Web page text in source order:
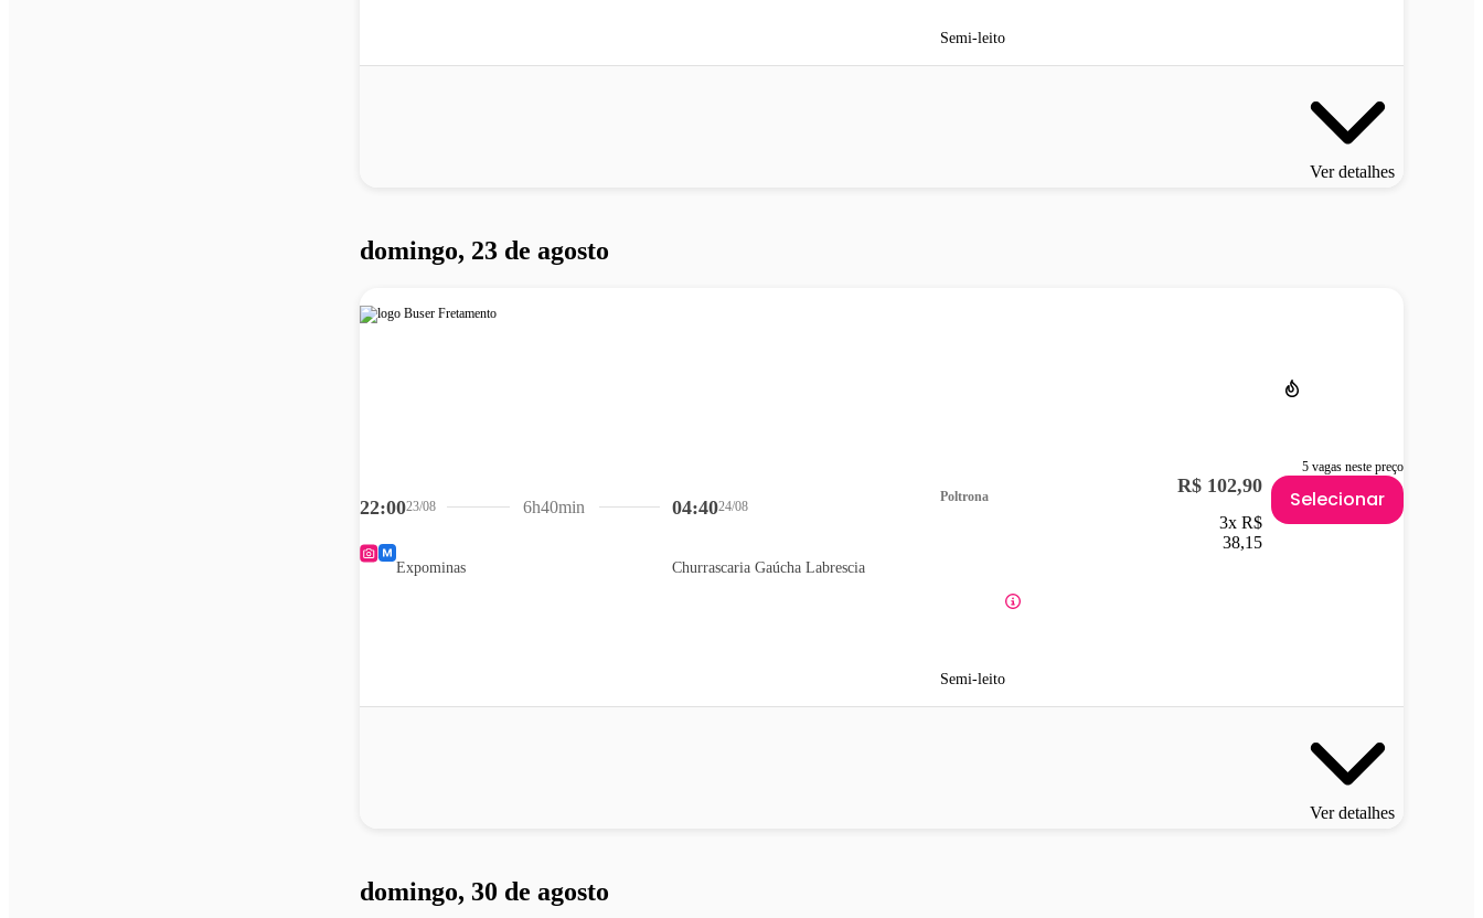
Semi-leito
Ver detalhes
domingo, 23 de agosto
5 vagas neste preço
22:0023/08
Expominas
04:4024/08
Churrascaria Gaúcha Labrescia
6h40min
Poltrona
Semi-leito
R$ 102,90
3x R$
38,15
Selecionar
Ver detalhes
domingo, 30 de agosto